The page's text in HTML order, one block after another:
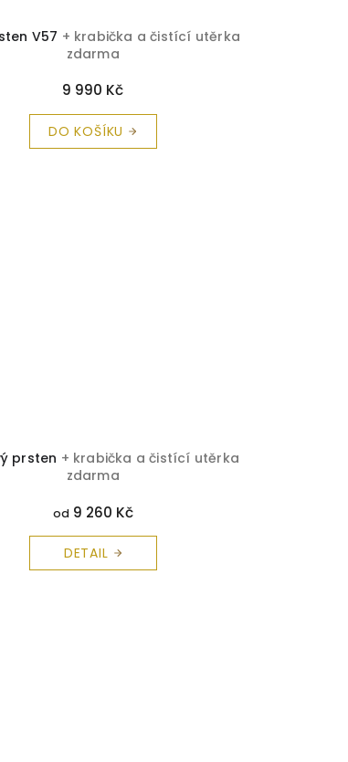
V57 + krabička a čistící utěrka
zdarma
9 990 Kč
DO KOŠÍKU
prsten + krabička a čistící utěrka
zdarma
od9 260 Kč
DETAIL